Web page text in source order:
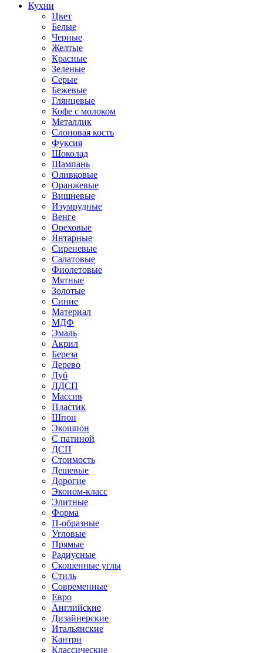
Кухни
Цвет
Белые
Черные
Желтые
Красные
Зеленые
Серые
Бежевые
Глянцевые
Кофе с молоком
Металлик
Слоновая кость
Фуксия
Шоколад
Шампань
Оливковые
Оранжевые
Вишневые
Изумрудные
Венге
Ореховые
Янтарные
Сиреневые
Салатовые
Фиолетовые
Мятные
Золотые
Синие
Материал
МДФ
Эмаль
Акрил
Береза
Дерево
Дуб
ЛДСП
Массив
Пластик
Шпон
Экошпон
С патиной
ДСП
Стоимость
Дешевые
Дорогие
Эконом-класс
Элитные
Форма
П-образные
Угловые
Прямые
Радиусные
Скошенные углы
Стиль
Современные
Евро
Английские
Дизайнерские
Итальянские
Кантри
Классические